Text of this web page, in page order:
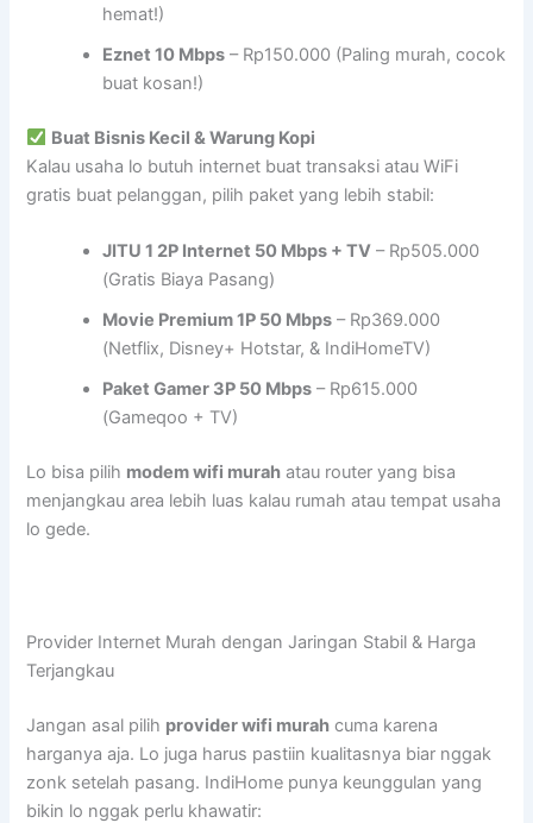
hemat!)
Eznet 10 Mbps – Rp150.000 (Paling murah, cocok
buat kosan!)
Buat Bisnis Kecil & Warung Kopi
Kalau usaha lo butuh internet buat transaksi atau WiFi
gratis buat pelanggan, pilih paket yang lebih stabil:
JITU 1 2P Internet 50 Mbps + TV – Rp505.000
(Gratis Biaya Pasang)
Movie Premium 1P 50 Mbps – Rp369.000
(Netflix, Disney+ Hotstar, & IndiHomeTV)
Paket Gamer 3P 50 Mbps – Rp615.000
(Gameqoo + TV)
Lo bisa pilih modem wifi murah atau router yang bisa
menjangkau area lebih luas kalau rumah atau tempat usaha
lo gede.
Provider Internet Murah dengan Jaringan Stabil & Harga
Terjangkau
Jangan asal pilih provider wifi murah cuma karena
harganya aja. Lo juga harus pastiin kualitasnya biar nggak
zonk setelah pasang. IndiHome punya keunggulan yang
bikin lo nggak perlu khawatir: